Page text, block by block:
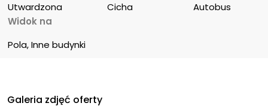
Utwardzona
Cicha
Autobus
Widok na
Pola, Inne budynki
Galeria zdjęć oferty